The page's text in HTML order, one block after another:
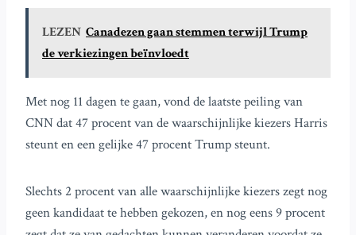
LEZEN Canadezen gaan stemmen terwijl Trump
de verkiezingen beïnvloedt
Met nog 11 dagen te gaan, vond de laatste peiling van
CNN dat 47 procent van de waarschijnlijke kiezers Harris
steunt en een gelijke 47 procent Trump steunt.
Slechts 2 procent van alle waarschijnlijke kiezers zegt nog
geen kandidaat te hebben gekozen, en nog eens 9 procent